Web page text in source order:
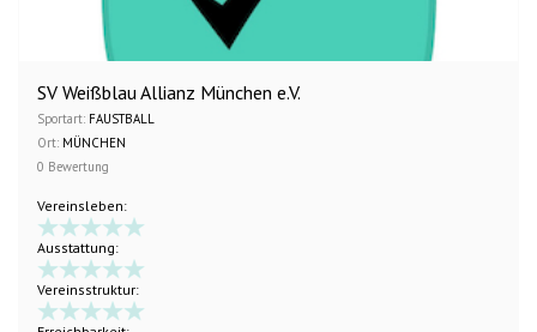
SV Weißblau Allianz München e.V.
Sportart: FAUSTBALL
Ort: MÜNCHEN
0 Bewertung
Vereinsleben:
Ausstattung:
Vereinsstruktur: